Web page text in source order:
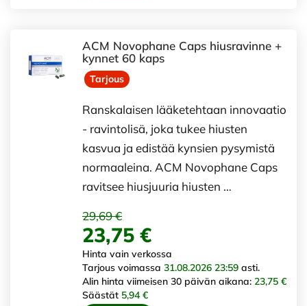
ACM Novophane Caps hiusravinne +
kynnet 60 kaps
Tarjous
Ranskalaisen lääketehtaan innovaatio
- ravintolisä, joka tukee hiusten
kasvua ja edistää kynsien pysymistä
normaaleina. ACM Novophane Caps
ravitsee hiusjuuria hiusten …
29,69 €
23,75 €
Hinta vain verkossa
Tarjous voimassa 31.08.2026 23:59 asti.
Alin hinta viimeisen 30 päivän aikana: 23,75 €
Säästät 5,94 €